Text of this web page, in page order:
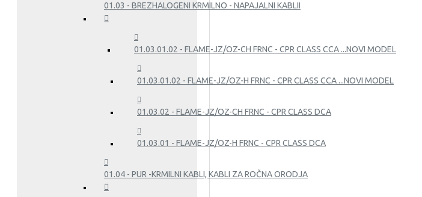
01.03 - BREZHALOGENI KRMILNO - NAPAJALNI KABLII
01.03.01.02 - FLAME-JZ/OZ-CH FRNC - CPR CLASS CCA ...NOVI MODEL
01.03.01.02 - FLAME-JZ/OZ-H FRNC - CPR CLASS CCA ...NOVI MODEL
01.03.02 - FLAME-JZ/OZ-CH FRNC - CPR CLASS DCA
01.03.01 - FLAME-JZ/OZ-H FRNC - CPR CLASS DCA
01.04 - PUR -KRMILNI KABLI, KABLI ZA ROČNA ORODJA